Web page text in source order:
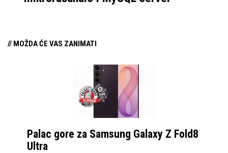
// MOŽDA ĆE VAS ZANIMATI
Palac gore za Samsung Galaxy Z Fold8
Ultra